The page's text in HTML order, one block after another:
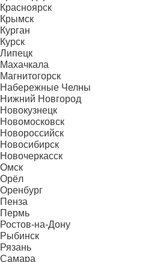
Красноярск
Крымск
Курган
Курск
Липецк
Махачкала
Магнитогорск
Набережные Челны
Нижний Новгород
Новокузнецк
Новомосковск
Новороссийск
Новосибирск
Новочеркасск
Омск
Орёл
Оренбург
Пенза
Пермь
Ростов-на-Дону
Рыбинск
Рязань
Самара